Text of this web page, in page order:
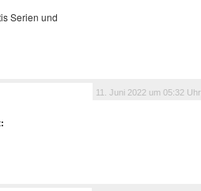
Serien und
11. Juni 2022 um 05:32 Uhr